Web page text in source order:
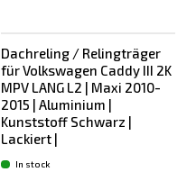
Dachreling / Relingträger
für Volkswagen Caddy III 2K
MPV LANG L2 | Maxi 2010-
2015 | Aluminium |
Kunststoff Schwarz |
Lackiert |
In stock